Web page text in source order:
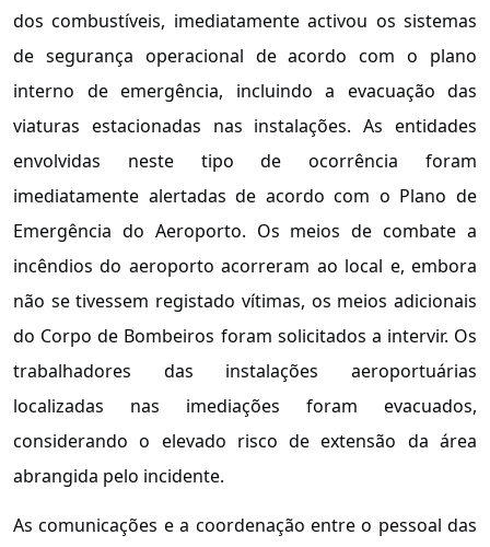
dos combustíveis, imediatamente activou os sistemas
de segurança operacional de acordo com o plano
interno de emergência, incluindo a evacuação das
viaturas estacionadas nas instalações. As entidades
envolvidas neste tipo de ocorrência foram
imediatamente alertadas de acordo com o Plano de
Emergência do Aeroporto. Os meios de combate a
incêndios do aeroporto acorreram ao local e, embora
não se tivessem registado vítimas, os meios adicionais
do Corpo de Bombeiros foram solicitados a intervir. Os
trabalhadores das instalações aeroportuárias
localizadas nas imediações foram evacuados,
considerando o elevado risco de extensão da área
abrangida pelo incidente.
As comunicações e a coordenação entre o pessoal das